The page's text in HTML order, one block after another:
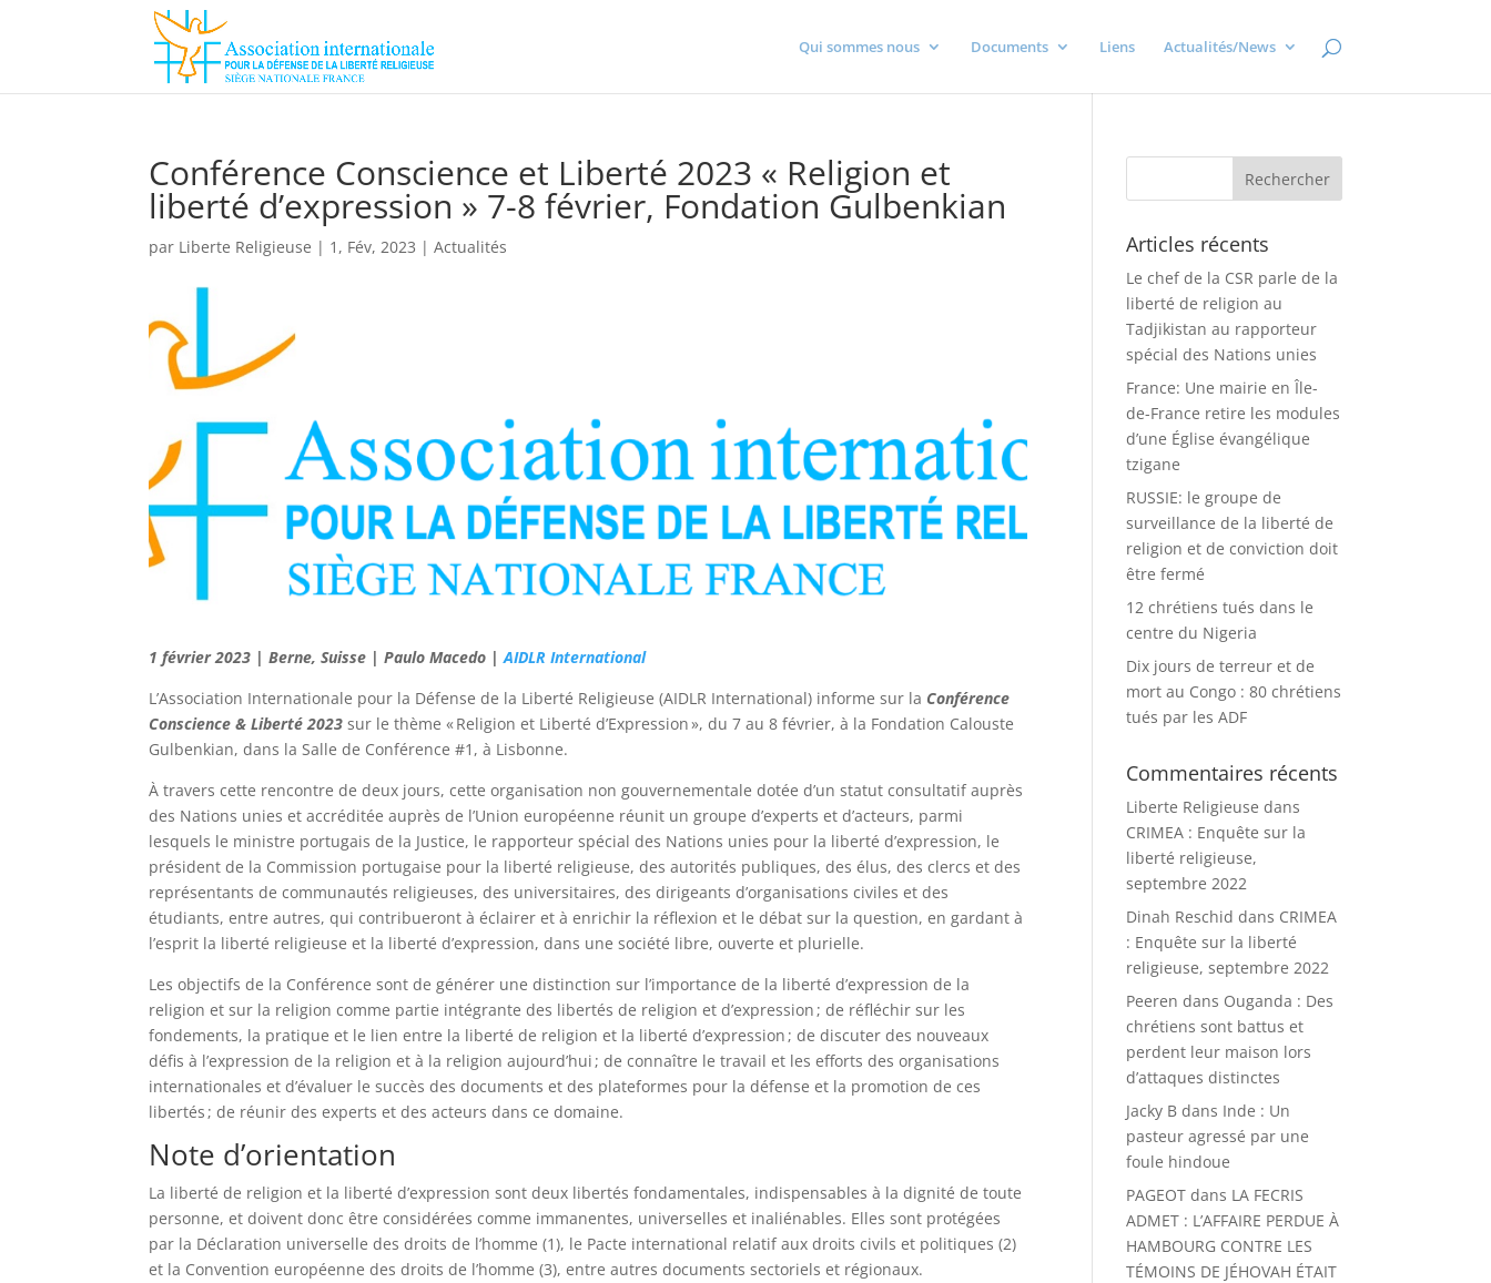
Qui sommes nous Documents Liens Actualités/News
Conférence Conscience et Liberté 2023 « Religion et
liberté d’expression » 7-8 février, Fondation Gulbenkian
par Liberte Religieuse | 1, Fév, 2023 |Actualités
1 février 2023 | Berne, Suisse | Paulo Macedo |AIDLR International
L’Association Internationale pour la Défense de la Liberté Religieuse (AIDLR International) informe sur la Conférence
Conscience & Liberté 2023 sur le thème « Religion et Liberté d’Expression », du 7 au 8 février, à la Fondation Calouste
Gulbenkian, dans la Salle de Conférence #1, à Lisbonne.
À travers cette rencontre de deux jours, cette organisation non gouvernementale dotée d’un statut consultatif auprès
des Nations unies et accréditée auprès de l’Union européenne réunit un groupe d’experts et d’acteurs, parmi
lesquels le ministre portugais de la Justice, le rapporteur spécial des Nations unies pour la liberté d’expression, le
président de la Commission portugaise pour la liberté religieuse, des autorités publiques, des élus, des clercs et des
représentants de communautés religieuses, des universitaires, des dirigeants d’organisations civiles et des
étudiants, entre autres, qui contribueront à éclairer et à enrichir la réflexion et le débat sur la question, en gardant à
l’esprit la liberté religieuse et la liberté d’expression, dans une société libre, ouverte et plurielle.
Les objectifs de la Conférence sont de générer une distinction sur l’importance de la liberté d’expression de la
religion et sur la religion comme partie intégrante des libertés de religion et d’expression ; de réfléchir sur les
fondements, la pratique et le lien entre la liberté de religion et la liberté d’expression ; de discuter des nouveaux
défis à l’expression de la religion et à la religion aujourd’hui ; de connaître le travail et les efforts des organisations
internationales et d’évaluer le succès des documents et des plateformes pour la défense et la promotion de ces
libertés ; de réunir des experts et des acteurs dans ce domaine.
Note d’orientation
La liberté de religion et la liberté d’expression sont deux libertés fondamentales, indispensables à la dignité de toute
personne, et doivent donc être considérées comme immanentes, universelles et inaliénables. Elles sont protégées
par la Déclaration universelle des droits de l’homme (1), le Pacte international relatif aux droits civils et politiques (2)
et la Convention européenne des droits de l’homme (3), entre autres documents sectoriels et régionaux.
Articles récents
Le chef de la CSR parle de la
liberté de religion au
Tadjikistan au rapporteur
spécial des Nations unies
France: Une mairie en Île-
de-France retire les modules
d’une Église évangélique
tzigane
RUSSIE: le groupe de
surveillance de la liberté de
religion et de conviction doit
être fermé
12 chrétiens tués dans le
centre du Nigeria
Dix jours de terreur et de
mort au Congo : 80 chrétiens
tués par les ADF
Commentaires récents
Liberte Religieuse dans
CRIMEA : Enquête sur la
liberté religieuse,
septembre 2022
Dinah Reschid dans CRIMEA
: Enquête sur la liberté
religieuse, septembre 2022
Peeren dans Ouganda : Des
chrétiens sont battus et
perdent leur maison lors
d’attaques distinctes
Jacky B dans Inde : Un
pasteur agressé par une
foule hindoue
PAGEOT dans LA FECRIS
ADMET : L’AFFAIRE PERDUE À
HAMBOURG CONTRE LES
TÉMOINS DE JÉHOVAH ÉTAIT